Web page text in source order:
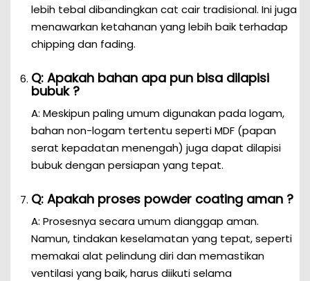
lebih tebal dibandingkan cat cair tradisional. Ini juga
menawarkan ketahanan yang lebih baik terhadap
chipping dan fading.
Q: Apakah bahan apa pun bisa dilapisi
bubuk ?
A: Meskipun paling umum digunakan pada logam,
bahan non-logam tertentu seperti MDF (papan
serat kepadatan menengah) juga dapat dilapisi
bubuk dengan persiapan yang tepat.
Q: Apakah proses powder coating aman ?
A: Prosesnya secara umum dianggap aman.
Namun, tindakan keselamatan yang tepat, seperti
memakai alat pelindung diri dan memastikan
ventilasi yang baik, harus diikuti selama